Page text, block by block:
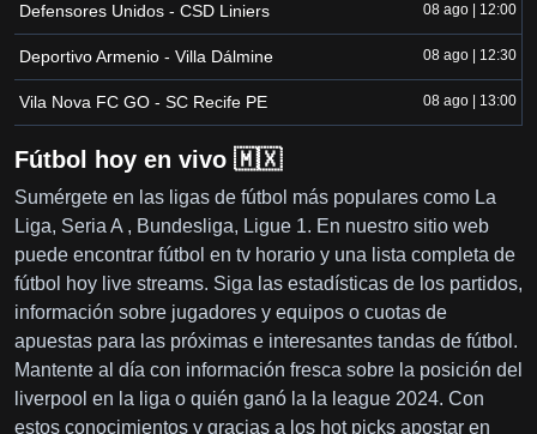
Defensores Unidos - CSD Liniers 08 ago | 12:00
Deportivo Armenio - Villa Dálmine 08 ago | 12:30
Vila Nova FC GO - SC Recife PE 08 ago | 13:00
Fútbol hoy en vivo 🇲🇽
Sumérgete en las ligas de fútbol más populares como La
Liga, Seria A , Bundesliga, Ligue 1. En nuestro sitio web
puede encontrar fútbol en tv horario y una lista completa de
fútbol hoy live streams. Siga las estadísticas de los partidos,
información sobre jugadores y equipos o cuotas de
apuestas para las próximas e interesantes tandas de fútbol.
Mantente al día con información fresca sobre la posición del
liverpool en la liga o quién ganó la la league 2024. Con
estos conocimientos y gracias a los hot picks apostar en